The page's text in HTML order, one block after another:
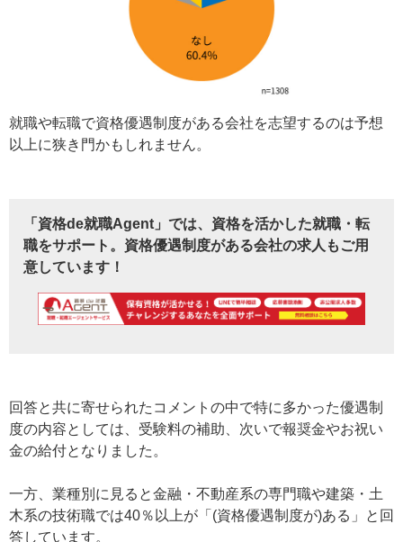
就職や転職で資格優遇制度がある会社を志望するのは予想
以上に狭き門かもしれません。
「資格de就職Agent」では、資格を活かした就職・転
職をサポート。資格優遇制度がある会社の求人もご用
意しています！
回答と共に寄せられたコメントの中で特に多かった優遇制
度の内容としては、受験料の補助、次いで報奨金やお祝い
金の給付となりました。
一方、業種別に見ると金融・不動産系の専門職や建築・土
木系の技術職では40％以上が「(資格優遇制度が)ある」と回
答しています。